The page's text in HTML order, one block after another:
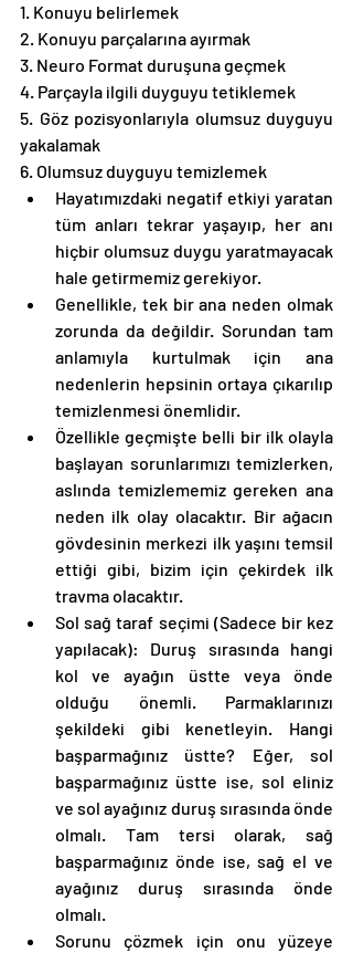
1. Konuyu belirlemek
2. Konuyu parçalarına ayırmak
3. Neuro Format duruşuna geçmek
4. Parçayla ilgili duyguyu tetiklemek
5. Göz pozisyonlarıyla olumsuz duyguyu
yakalamak
6. Olumsuz duyguyu temizlemek
Hayatımızdaki negatif etkiyi yaratan
tüm anları tekrar yaşayıp, her anı
hiçbir olumsuz duygu yaratmayacak
hale getirmemiz gerekiyor.
Genellikle, tek bir ana neden olmak
zorunda da değildir. Sorundan tam
anlamıyla kurtulmak için ana
nedenlerin hepsinin ortaya çıkarılıp
temizlenmesi önemlidir.
Özellikle geçmişte belli bir ilk olayla
başlayan sorunlarımızı temizlerken,
aslında temizlememiz gereken ana
neden ilk olay olacaktır. Bir ağacın
gövdesinin merkezi ilk yaşını temsil
ettiği gibi, bizim için çekirdek ilk
travma olacaktır.
Sol sağ taraf seçimi (Sadece bir kez
yapılacak): Duruş sırasında hangi
kol ve ayağın üstte veya önde
olduğu önemli. Parmaklarınızı
şekildeki gibi kenetleyin. Hangi
başparmağınız üstte? Eğer, sol
başparmağınız üstte ise, sol eliniz
ve sol ayağınız duruş sırasında önde
olmalı. Tam tersi olarak, sağ
başparmağınız önde ise, sağ el ve
ayağınız duruş sırasında önde
olmalı.
Sorunu çözmek için onu yüzeye